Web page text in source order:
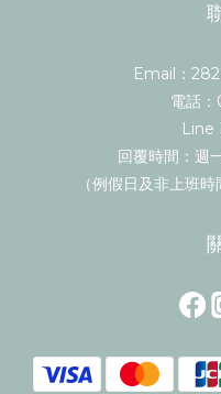
Email：
電話
Line
回覆時間：週
（例假日及非上班